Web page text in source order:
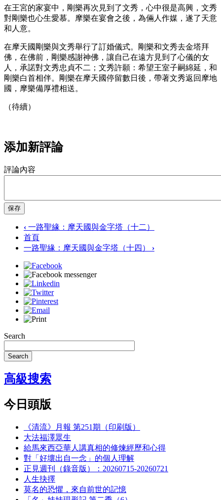
在王宮的家宴中，剛樂再次見到了文秀，心中很是高興，文秀
對剛樂也心生愛慕。摩樂在宴會之後，為倆人作媒，遂了天意
和人意。
在摩天國剛樂與文秀舉行了訂婚儀式。剛樂和文秀去金塔拜
佛，在佛前，剛樂感謝神佛，讓自己在遠方見到了心儀的女
人，承諾對文秀忠貞不二；文秀許願：希望王室子嗣綿延，和
剛樂白首相伴。剛樂在摩天國停留數日後，帶著文秀返回摩地
國，摩樂備厚禮相送。
（待續）
添加新評論
評論內容
保存
‹ 一路聖緣：摩天國與金字塔（十二）
首頁
一路聖緣：摩天國與金字塔（十四） ›
Search
Search
高級搜索
今日頭版
《清流》月報 第251期（印刷版）
大法福澤眾生
給馬來西亞華人講真相的修煉經歷和心得
對「好壞出自一念」的個人理解
正見週刊（錄音版）：20260715-20260721
人生抉擇
莫名的恐懼，來自前世的記憶